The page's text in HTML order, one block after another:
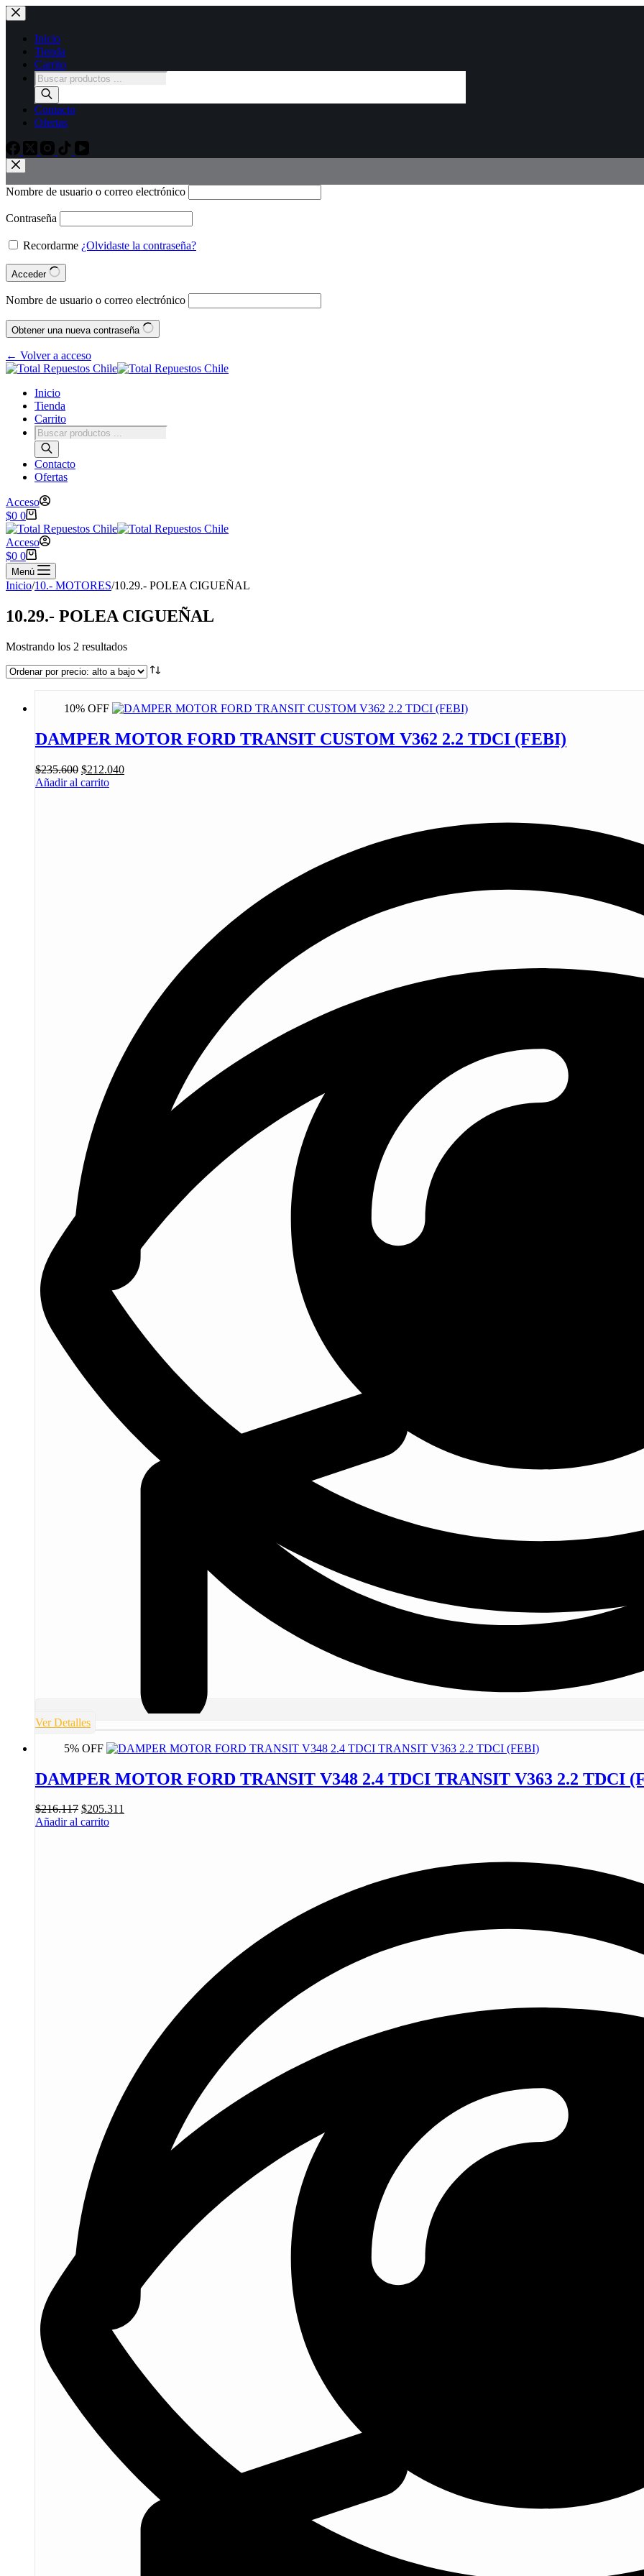
Inicio
Tienda
Carrito
Contacto
Ofertas
Nombre de usuario o correo electrónico
Contraseña
Recordarme ¿Olvidaste la contraseña?
Acceder
Nombre de usuario o correo electrónico
Obtener una nueva contraseña
← Volver a acceso
Inicio
Tienda
Carrito
Contacto
Ofertas
Acceso
$0 0
Acceso
$0 0
Menú
Inicio/10.- MOTORES/10.29.- POLEA CIGUEÑAL
10.29.- POLEA CIGUEÑAL
Mostrando los 2 resultados
10% OFF
DAMPER MOTOR FORD TRANSIT CUSTOM V362 2.2 TDCI (FEBI)
$235.600 $212.040
Añadir al carrito
Ver Detalles
5% OFF
DAMPER MOTOR FORD TRANSIT V348 2.4 TDCI TRANSIT V363 2.2 TDCI
$216.117 $205.311
Añadir al carrito